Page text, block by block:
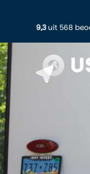
9,3uit 568